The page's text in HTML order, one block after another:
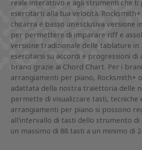
reale interattivo e agli strumenti che
esercitarti alla tua velocità.
chitarra e basso un'esclusiva versione
per permettere di imparare riff e
versione tradizionale delle tablature in
esercitarsi su accordi e progressioni di
brano grazie ai Chord Chart. Per i
arrangiamenti per piano, Rocksmith+
adattata della nostra traiettoria delle
permette di visualizzare tasti, tecniche
arrangiamenti per piano si possono
all'intervallo di tasti dello strumento di
un massimo di 88 tasti a un minimo di